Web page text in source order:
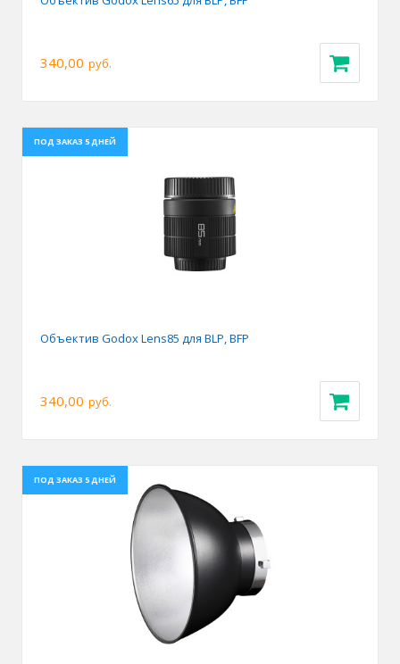
340,00 руб.
ПОД ЗАКАЗ 5 ДНЕЙ
Объектив Godox Lens85 для BLP, BFP
340,00 руб.
ПОД ЗАКАЗ 5 ДНЕЙ